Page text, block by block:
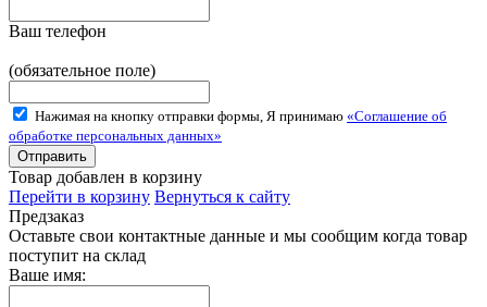
Ваш телефон
(обязательное поле)
Нажимая на кнопку отправки формы, Я принимаю «Соглашение об
обработке персональных данных»
Товар добавлен в корзину
Перейти в корзину Вернуться к сайту
Предзаказ
Оставьте свои контактные данные и мы сообщим когда товар
поступит на склад
Ваше имя: